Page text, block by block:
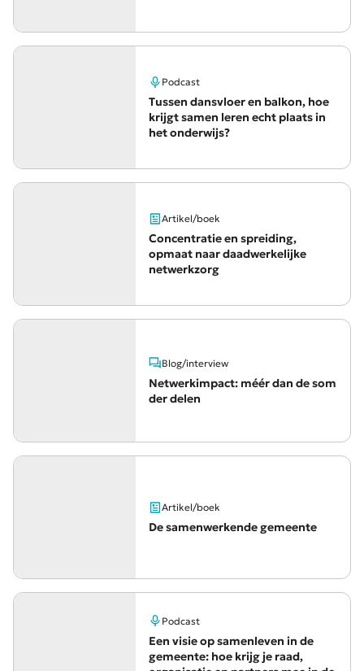
Podcast
Tussen dansvloer en balkon, hoe
krijgt samen leren echt plaats in
het onderwijs?
Artikel/boek
Concentratie en spreiding,
opmaat naar daadwerkelijke
netwerkzorg
Blog/interview
Netwerkimpact: méér dan de som
der delen
Artikel/boek
De samenwerkende gemeente
Podcast
Een visie op samenleven in de
gemeente: hoe krijg je raad,